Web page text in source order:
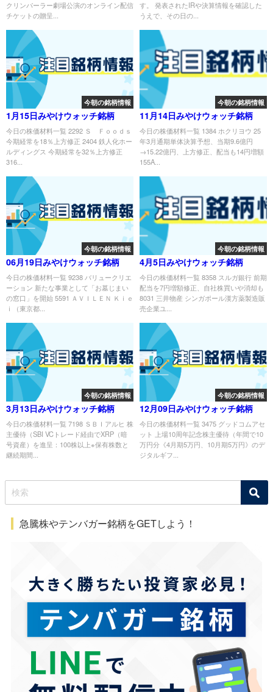
クリンパーラー劇場公演のオンライン配信
チケットの贈呈...
す。 発表されたIRや決算情報を確認した
うえで、その日の...
今朝の銘柄情報
1月15日みやけウォッチ銘柄
今日の株価材料一覧 2292 Ｓ Ｆｏｏｄｓ
今期経常を18％上方修正 2404 鉄人化ホー
ルディングス 今期経常を32％上方修正
316...
今朝の銘柄情報
11月14日みやけウォッチ銘柄
今日の株価材料一覧 1384 ホクリヨウ 25
年3月通期単体決算予想、当期9.6億円
→15.22億円、上方修正、配当も14円増額
155A...
今朝の銘柄情報
06月19日みやけウォッチ銘柄
今日の株価材料一覧 9238 バリュークリエ
ーション 新たな事業として「お墓じまい
の窓口」を開始 5591 ＡＶＩＬＥＮ Ｋｉｅ
ｉ（東京都...
今朝の銘柄情報
4月5日みやけウォッチ銘柄
今日の株価材料一覧 8358 スルガ銀行 前期
配当を7円増額修正、自社株買いや消却も
8031 三井物産 シンガポール漢方薬製造販
売企業ユ...
今朝の銘柄情報
3月13日みやけウォッチ銘柄
今日の株価材料一覧 7198 ＳＢＩアルヒ 株
主優待（SBI VCトレード経由でXRP（暗
号資産）を進呈：100株以上※保有株数と
継続期間...
今朝の銘柄情報
12月09日みやけウォッチ銘柄
今日の株価材料一覧 3475 グッドコムアセ
ット 上場10周年記念株主優待（年間で10
万円分《4月期5万円、10月期5万円》のデ
ジタルギフ...
急騰株やテンバガー銘柄をGETしよう！